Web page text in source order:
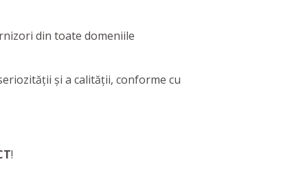
din toate domeniile
şi a calităţii, conforme cu
!